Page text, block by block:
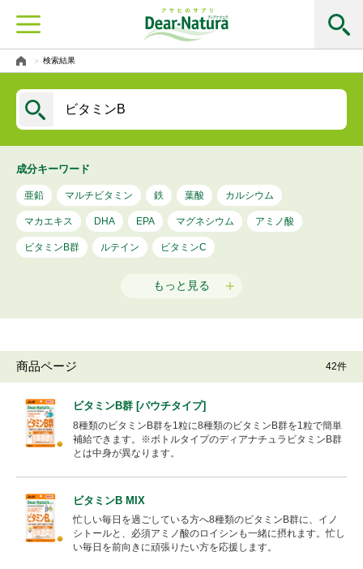
検索結果
成分キーワード
亜鉛 マルチビタミン 鉄 葉酸 カルシウム
マカエキス DHA EPA マグネシウム アミノ酸
ビタミンB群 ルテイン ビタミンC
もっと見る
商品ページ 42件
ビタミンB群 [パウチタイプ]
8種類のビタミンB群を1粒に8種類のビタミンB群を1粒で簡単
補給できます。※ボトルタイプのディアナチュラ ビタミンB群
とは中身が異なります。
ビタミンB MIX
忙しい毎日を過ごしている方へ8種類のビタミンB群に、イノ
シトールと、必須アミノ酸のロイシンも一緒に摂れます。忙し
い毎日を前向きに頑張りたい方を応援します。